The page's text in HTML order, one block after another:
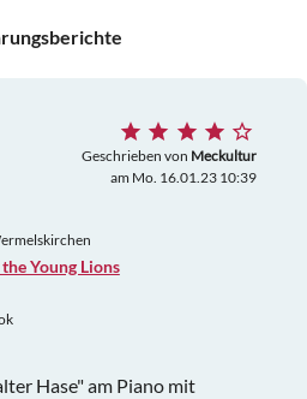
Geschrieben von Meckultur
am Mo. 16.01.23 10:39
Young Lions
Hase" am Piano mit